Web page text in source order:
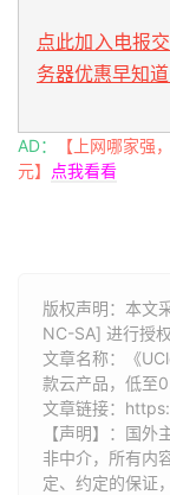
点此加入电报
务器优惠早知道
AD：
【上网哪家
元】
点我看看
版权声明：本文
NC-SA] 进行授
文章名称：《
款云产品，低至
文章链接：
【声明】：国
非中介，所有内
定、约定的保证